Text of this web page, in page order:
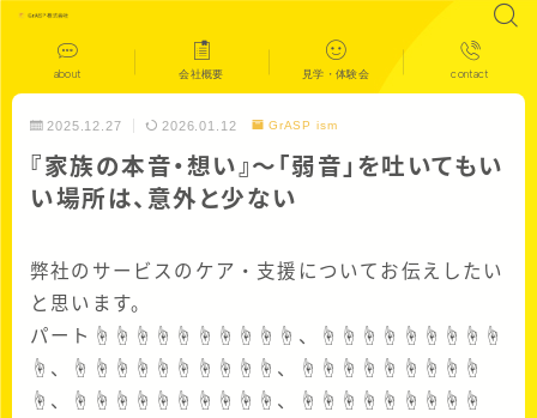
about 会社概要 見学・体験会 contact
2025.12.27 2026.01.12 GrASP ism
『家族の本音・想い』〜「弱音」を吐いてもい
い場所は、意外と少ない
弊社のサービスのケア・支援についてお伝えしたい
と思います。
パート☝☝☝☝☝☝☝☝☝☝、☝☝☝☝☝☝☝☝☝
☝、☝☝☝☝☝☝☝☝☝☝、☝☝☝☝☝☝☝☝☝
☝、☝☝☝☝☝☝☝☝☝☝、☝☝☝☝☝☝☝☝☝